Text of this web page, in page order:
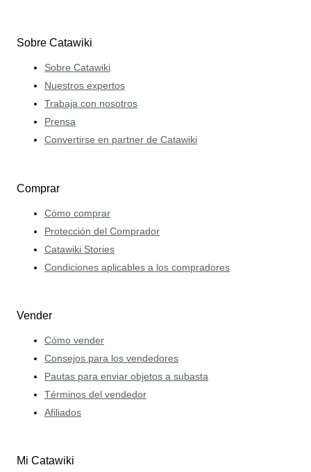
Sobre Catawiki
Sobre Catawiki
Nuestros expertos
Trabaja con nosotros
Prensa
Convertirse en partner de Catawiki
Comprar
Cómo comprar
Protección del Comprador
Catawiki Stories
Condiciones aplicables a los compradores
Vender
Cómo vender
Consejos para los vendedores
Pautas para enviar objetos a subasta
Términos del vendedor
Afiliados
Mi Catawiki